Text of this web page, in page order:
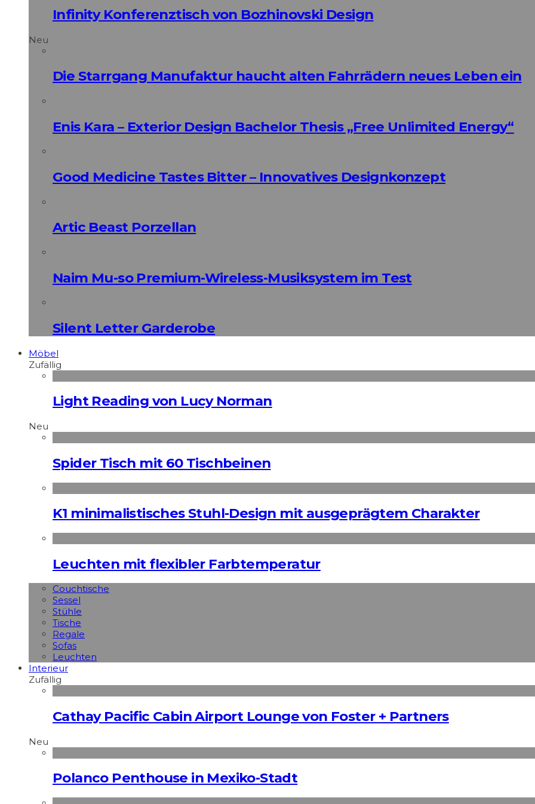
Infinity Konferenztisch von Bozhinovski Design
Neu
Die Starrgang Manufaktur haucht alten Fahrrädern neues Leben ein
Enis Kara – Exterior Design Bachelor Thesis „Free Unlimited Energy“
Good Medicine Tastes Bitter – Innovatives Designkonzept
Artic Beast Porzellan
Naim Mu-so Premium-Wireless-Musiksystem im Test
Silent Letter Garderobe
Möbel
Zufällig
Light Reading von Lucy Norman
Neu
Spider Tisch mit 60 Tischbeinen
K1 minimalistisches Stuhl-Design mit ausgeprägtem Charakter
Leuchten mit flexibler Farbtemperatur
Couchtische
Sessel
Stühle
Tische
Regale
Sofas
Leuchten
Interieur
Zufällig
Cathay Pacific Cabin Airport Lounge von Foster + Partners
Neu
Polanco Penthouse in Mexiko-Stadt